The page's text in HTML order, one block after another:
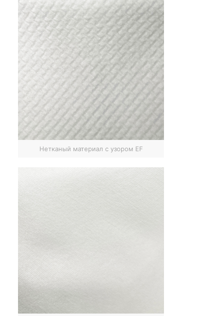
Нетканый материал с узором EF